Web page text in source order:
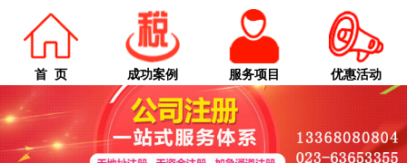
首 页 成功案例 服务项目 优惠活动